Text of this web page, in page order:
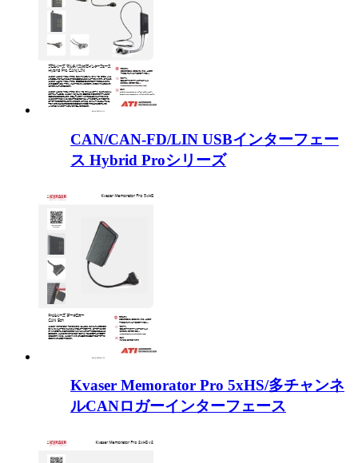
CAN/CAN-FD/LIN USBインターフェー
ス Hybrid Proシリーズ
Kvaser Memorator Pro 5xHS/多チャンネ
ルCANロガーインターフェース